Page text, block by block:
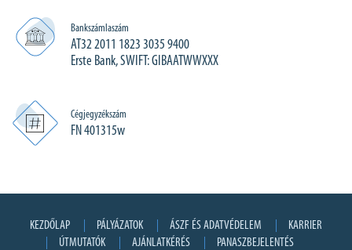
Bankszámlaszám
AT32 2011 1823 3035 9400
Erste Bank, SWIFT: GIBAATWWXXX
Cégjegyzékszám
FN 401315w
KEZDŐLAP PÁLYÁZATOK ÁSZF ÉS ADATVÉDELEM
KARRIER
ÚTMUTATÓK
AJÁNLATKÉRÉS PANASZBEJELENTÉS